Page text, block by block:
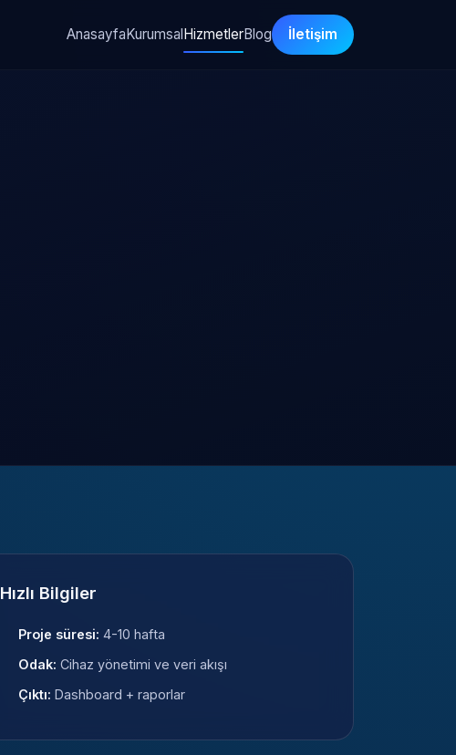
AnasayfaKurumsalHizmetlerBlog İletişim
Hızlı Bilgiler
Proje süresi: 4-10 hafta
Odak: Cihaz yönetimi ve veri akışı
Çıktı: Dashboard + raporlar